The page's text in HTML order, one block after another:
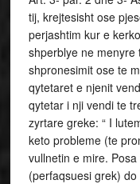
tij, krejtesisht ose
perjashtim kur e
shperblye ne
shpronesimit ose te
qytetaret e njenit
qytetar i nji vendi te
zyrtare greke: “ I
keto probleme (te
vullnetin e mire.
(perfaqsuesi grek)